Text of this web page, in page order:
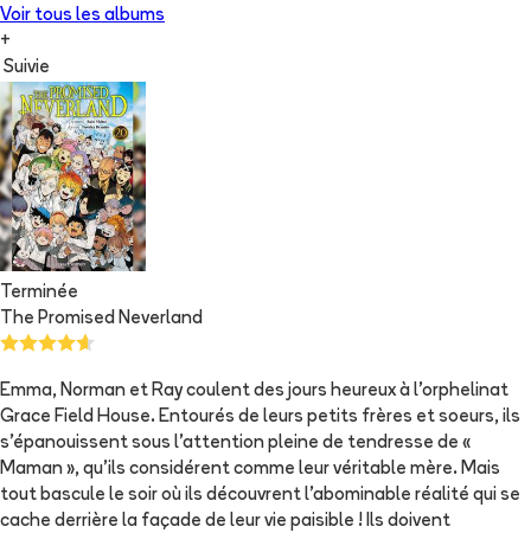
Voir tous les albums
+
Suivie
Terminée
The Promised Neverland
Emma, Norman et Ray coulent des jours heureux à l'orphelinat
Grace Field House. Entourés de leurs petits frères et soeurs, ils
s'épanouissent sous l'attention pleine de tendresse de «
Maman », qu'ils considérent comme leur véritable mère. Mais
tout bascule le soir où ils découvrent l'abominable réalité qui se
cache derrière la façade de leur vie paisible ! Ils doivent